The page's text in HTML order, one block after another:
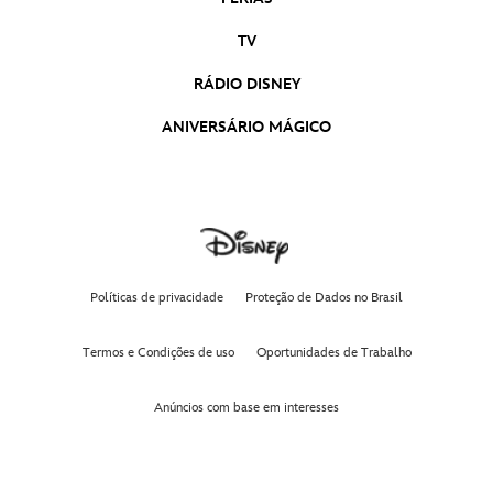
TV
RÁDIO DISNEY
ANIVERSÁRIO MÁGICO
Políticas de privacidade Proteção de Dados no Brasil
Termos e Condições de uso Oportunidades de Trabalho
Anúncios com base em interesses